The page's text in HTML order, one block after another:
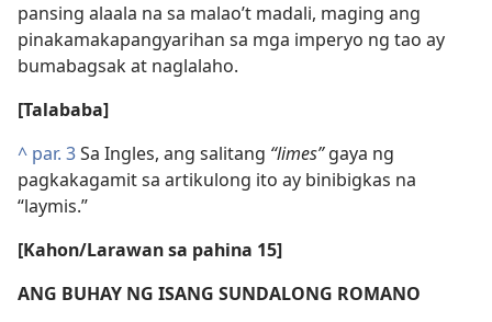
pansing alaala na sa malao’t madali, maging ang
pinakamakapangyarihan sa mga imperyo ng tao ay
bumabagsak at naglalaho.
[Talababa]
^ par. 3Sa Ingles, ang salitang “limes”gaya ng
pagkakagamit sa artikulong ito ay binibigkas na
“laymis.”
[Kahon/Larawan sa pahina 15]
ANG BUHAY NG ISANG SUNDALONG ROMANO